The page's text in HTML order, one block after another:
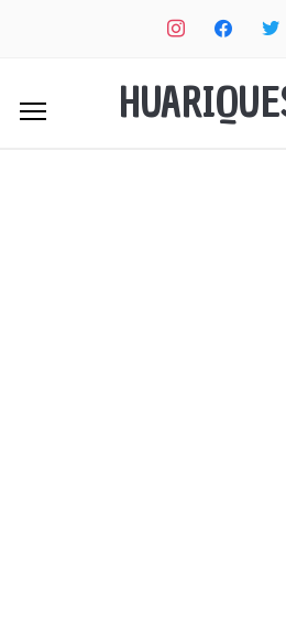
instagramfacebook